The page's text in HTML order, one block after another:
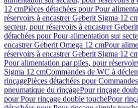
12 cmPièces détachées pour Pour
réservoirs à encastrer Geberit Sigma 12
secteur, pour réservoirs à encastrer
détachées pour Pour alimentation sur
encastrer Geberit Omega 12 cmPour
réservoirs à encastrer Geberit Sigma 12
Pour alimentation par piles, pour
Sigma 12 cmCommandes de WC à
rinçagePièces détachées pour
pneumatique du rinçagePour rinçage
pour Pour rinçage double touchePour